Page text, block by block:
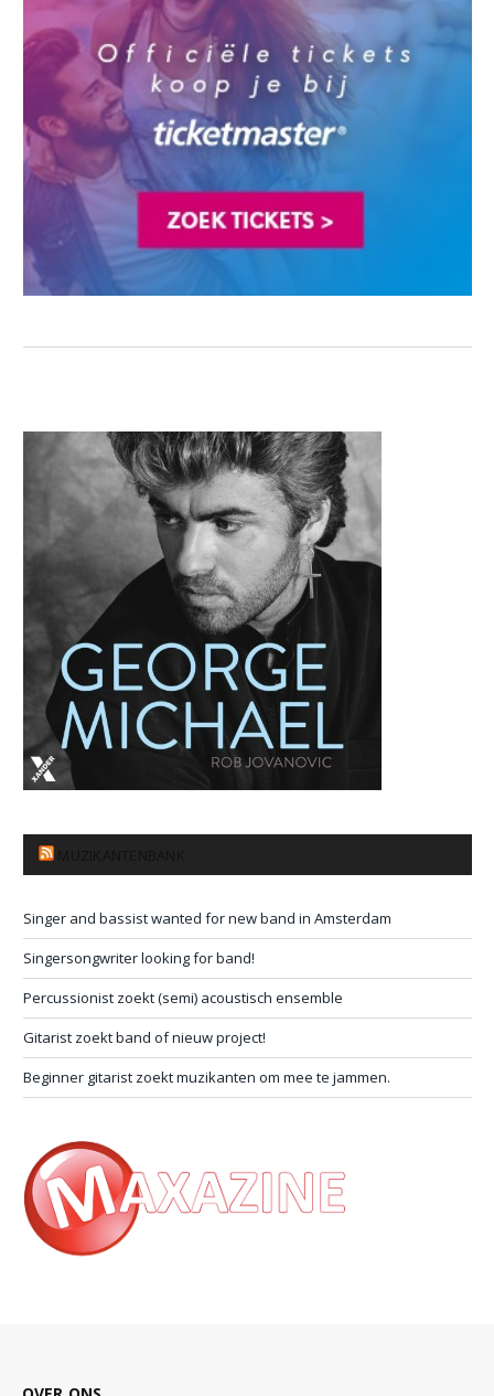
Singer and bassist wanted for new band in Amsterdam
Singersongwriter looking for band!
Percussionist zoekt (semi) acoustisch ensemble
Gitarist zoekt band of nieuw project!
Beginner gitarist zoekt muzikanten om mee te jammen.